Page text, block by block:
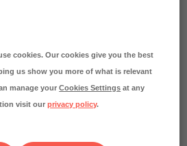
cookies. Our cookies give you the best
us show you more of what is relevant
manage yourCookies Settings at any
visit ourprivacy policy.